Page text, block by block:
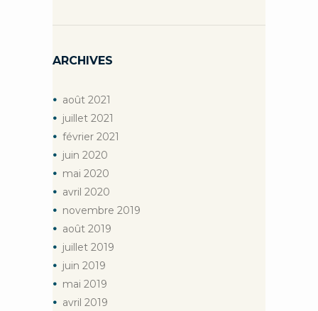
ARCHIVES
août 2021
juillet 2021
février 2021
juin 2020
mai 2020
avril 2020
novembre 2019
août 2019
juillet 2019
juin 2019
mai 2019
avril 2019